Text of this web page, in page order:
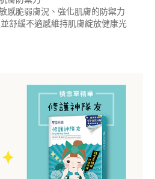
感脆弱膚況、強化肌膚的防禦力
舒緩不適感維持肌膚綻放健康光